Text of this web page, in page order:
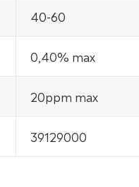
40-60
0,40% max
20ppm max
39129000